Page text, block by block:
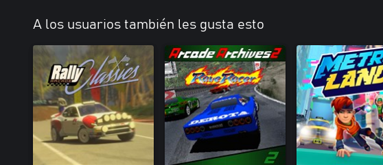
A los usuarios también les gusta esto